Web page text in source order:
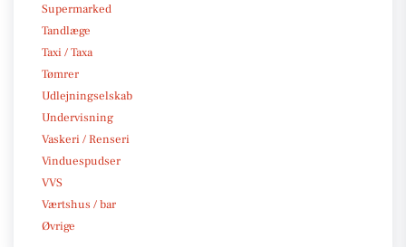
Supermarked
Tandlæge
Taxi / Taxa
Tømrer
Udlejningselskab
Undervisning
Vaskeri / Renseri
Vinduespudser
VVS
Værtshus / bar
Øvrige